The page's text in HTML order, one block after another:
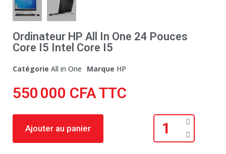
Ordinateur HP All In One 24 Pouces
Core I5 Intel Core I5
Catégorie All in One Marque HP
550 000 CFATTC
Ajouter au panier